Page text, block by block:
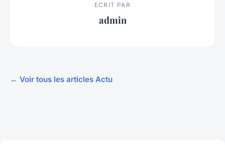
ECRIT PAR
admin
← Voir tous les articles Actu